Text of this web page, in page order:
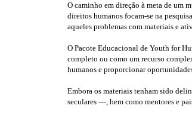
O caminho em direção à meta de um
direitos humanos focam-se na
aqueles problemas com materiais e
O Pacote Educacional de Youth for
completo ou como um recurso
humanos e proporcionar
Embora os materiais tenham sido
seculares —, bem como mentores e